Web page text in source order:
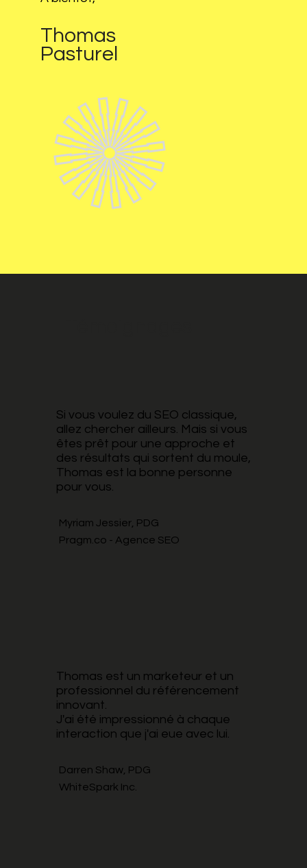
Thomas
Pasturel
Si vous voulez du SEO classique,
allez chercher ailleurs. Mais si vous
êtes prêt pour une approche et
des résultats qui sortent du moule,
Thomas est la bonne personne
pour vous.
Myriam Jessier, PDG
Pragm.co - Agence SEO
Thomas est un marketeur et un
professionnel du référencement
innovant.
J'ai été impressionné à chaque
interaction que j'ai eue avec lui.
Darren Shaw, PDG
WhiteSpark Inc.